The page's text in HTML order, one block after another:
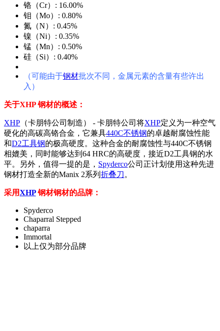
铬（Cr）: 16.00%
钼（Mo）: 0.80%
氮（N）: 0.45%
镍（Ni）: 0.35%
锰（Mn）: 0.50%
硅（Si）: 0.40%
（可能由于钢材批次不同，金属元素的含量有些许出
入）
关于XHP 钢材的概述：
XHP （卡朋特公司制造） - 卡朋特公司将XHP定义为一种空气
硬化的高碳高铬合金，它兼具440C不锈钢的卓越耐腐蚀性能
和D2工具钢的极高硬度。这种合金的耐腐蚀性与440C不锈钢
相媲美，同时能够达到64 HRC的高硬度，接近D2工具钢的水
平。另外，值得一提的是， Spyderco公司正计划使用这种先进
钢材打造全新的Manix 2系列 折叠刀 。
采用XHP钢材钢材的品牌：
Spyderco
Chaparral Stepped
chaparra
Immortal
以上仅为部分品牌